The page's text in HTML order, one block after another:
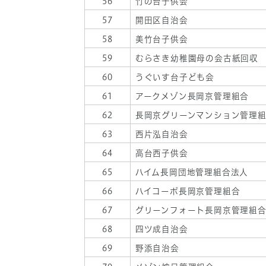
57 開田区自治会
58 美竹台子供会
59 むらさき幼稚園母の会古紙回収
60 うぐいす台子ども会
61 アークメゾン長岡京管理組合
62 長岡京グリーンマンション管理
63 西片泓自治会
64 高台西子供会
65 ハイム長岡団地管理組合法人
66 ハイコーポ長岡京管理組合
67 グリーンフォート長岡京管理組合
68 四ツ成自治会
69 野添自治会